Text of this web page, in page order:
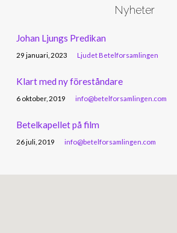
Nyheter
Johan Ljungs Predikan
29 januari, 2023 Ljudet Betelforsamlingen
Klart med ny föreståndare
6 oktober, 2019 info@betelforsamlingen.com
Betelkapellet på film
26 juli, 2019 info@betelforsamlingen.com